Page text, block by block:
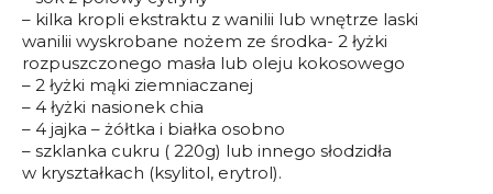
– kilka kropli ekstraktu z wanilii lub wnętrze laski
wanilii wyskrobane nożem ze środka- 2 łyżki
rozpuszczonego masła lub oleju kokosowego
– 2 łyżki mąki ziemniaczanej
– 4 łyżki nasionek chia
– 4 jajka – żółtka i białka osobno
– szklanka cukru ( 220g) lub innego słodzidła
w kryształkach (ksylitol, erytrol).